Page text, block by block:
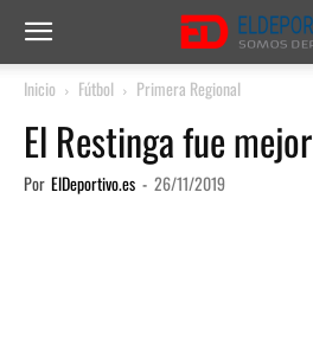
Inicio Fútbol Primera Regional
El Restinga fue mejor
Por ElDeportivo.es - 26/11/2019